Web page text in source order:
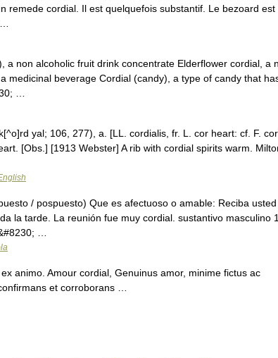
remede cordial. Il est quelquefois substantif. Le bezoard est
non alcoholic fruit drink concentrate Elderflower cordial, a
medicinal beverage Cordial (candy), a type of candy that
…
yal; 106, 277), a. [LL. cordialis, fr. L. cor heart: cf. F.
[Obs.] [1913 Webster] A rib with cordial spirits warm.
/ pospuesto) Que es afectuoso o amable: Reciba usted
la tarde. La reunión fue muy cordial. sustantivo masculino 1.
…
animo. Amour cordial, Genuinus amor, minime fictus ac
et corroborans …